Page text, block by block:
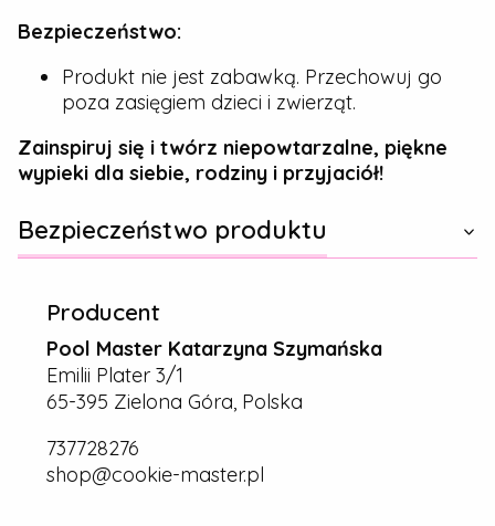
Bezpieczeństwo:
Produkt nie jest zabawką. Przechowuj go
poza zasięgiem dzieci i zwierząt.
Zainspiruj się i twórz niepowtarzalne, piękne
wypieki dla siebie, rodziny i przyjaciół!
Bezpieczeństwo produktu
Producent
Pool Master Katarzyna Szymańska
Emilii Plater 3/1
65-395 Zielona Góra, Polska
737728276
shop@cookie-master.pl